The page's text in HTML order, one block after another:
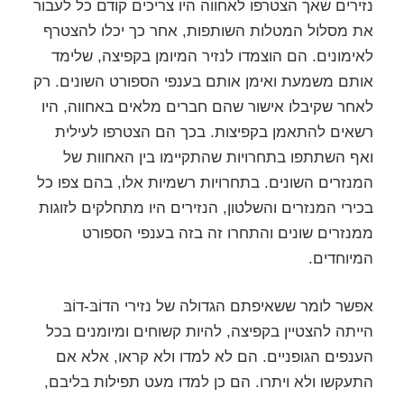
נזירים שאך הצטרפו לאחווה היו צריכים קודם כל לעבור
את מסלול המטלות השותפות, אחר כך יכלו להצטרף
לאימונים. הם הוצמדו לנזיר המיומן בקפיצה, שלימד
אותם משמעת ואימן אותם בענפי הספורט השונים. רק
לאחר שקיבלו אישור שהם חברים מלאים באחווה, היו
רשאים להתאמן בקפיצות. בכך הם הצטרפו לעילית
ואף השתתפו בתחרויות שהתקיימו בין האחוות של
המנזרים השונים. בתחרויות רשמיות אלו, בהם צפו כל
בכירי המנזרים והשלטון, הנזירים היו מתחלקים לזוגות
ממנזרים שונים והתחרו זה בזה בענפי הספורט
המיוחדים.
אפשר לומר ששאיפתם הגדולה של נזירי הדוֹבּ-דוֹבּ
הייתה להצטיין בקפיצה, להיות קשוחים ומיומנים בכל
הענפים הגופניים. הם לא למדו ולא קראו, אלא אם
התעקשו ולא ויתרו. הם כן למדו מעט תפילות בליבם,